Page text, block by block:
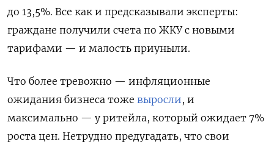
до 13,5%. Все как и предсказывали эксперты:
граждане получили счета по ЖКУ с новыми
тарифами — и малость приуныли.
Что более тревожно — инфляционные
ожидания бизнеса тоже выросли, и
максимально — у ритейла, который ожидает 7%
роста цен. Нетрудно предугадать, что свои